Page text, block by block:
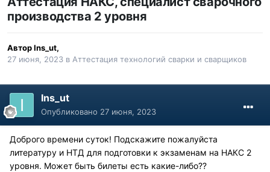
производства 2 уровня
АвторIns_ut,
27 июня, 2023 в Аттестация технологий сварки и сварщиков
Ins_ut
Опубликовано 27 июня, 2023
Доброго времени суток! Подскажите пожалуйста
литературу и НТД для подготовки к экзаменам на НАКС 2
уровня. Может быть билеты есть какие-либо??